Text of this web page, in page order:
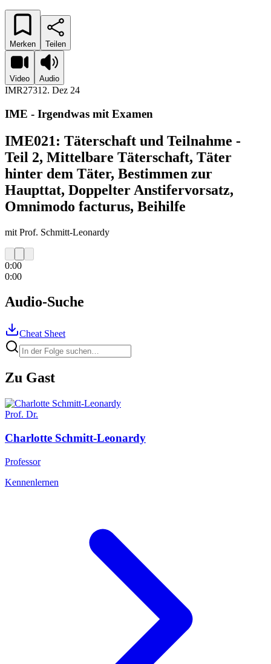
Merken Teilen
Video Audio
IMR27312. Dez 24
IME - Irgendwas mit Examen
IME021: Täterschaft und Teilnahme -
Teil 2, Mittelbare Täterschaft, Täter
hinter dem Täter, Bestimmen zur
Haupttat, Doppelter Anstifervorsatz,
Omnimodo facturus, Beihilfe
mit Prof. Schmitt-Leonardy
0:00
0:00
Audio-Suche
Cheat Sheet
Zu Gast
Prof. Dr.
Charlotte Schmitt-Leonardy
Professor
Kennenlernen